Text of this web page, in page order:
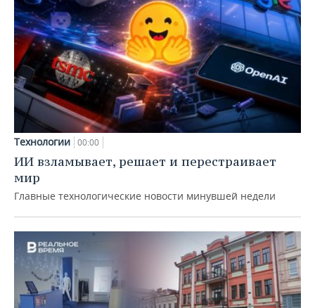
Технологии 00:00
ИИ взламывает, решает и перестраивает
мир
Главные технологические новости минувшей недели